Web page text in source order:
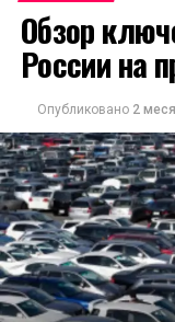
Обзор
России на
Опубликовано 2